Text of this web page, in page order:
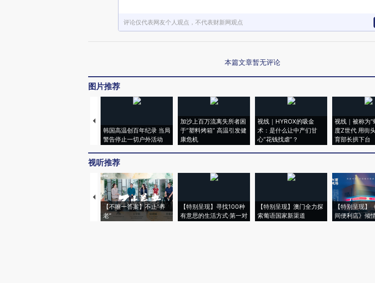
评论仅代表网友个人观点，不代表财新网观点
本篇文章暂无评论
图片推荐
韩国高温创百年纪录 当局
警告停止一切户外活动
加沙上百万流离失所者困
于“塑料烤箱” 高温引发健
康危机
视线｜HYROX的吸金
术：是什么让中产们甘
心“花钱找虐”？
视线｜被称为“
度Z世代 用街
育部长拱下台
视听推荐
【不唯一答案】不止“养
老”
【特别呈现】寻找100种
有意思的生活方式·第一对
【特别呈现】澳门全力探
索葡语国家新渠道
【特别呈现】
间便利店》倾